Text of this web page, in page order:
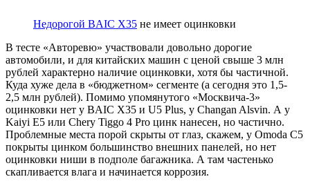
Недорогой BAIC X35 не имеет оцинковки
В тесте «Авторевю» участвовали довольно дорогие
автомобили, и для китайских машин с ценой свыше 3 млн
рублей характерно наличие оцинковки, хотя бы частичной.
Куда хуже дела в «бюджетном» сегменте (а сегодня это 1,5-
2,5 млн рублей). Помимо упомянутого «Москвича-3»
оцинковки нет у BAIC X35 и U5 Plus, у Changan Alsvin. А у
Kaiyi E5 или Chery Tiggo 4 Pro цинк нанесен, но частично.
Проблемные места порой скрыты от глаз, скажем, у Omoda C5
покрыты цинком большинство внешних панелей, но нет
оцинковки ниши в подполе багажника. А там частенько
скапливается влага и начинается коррозия.